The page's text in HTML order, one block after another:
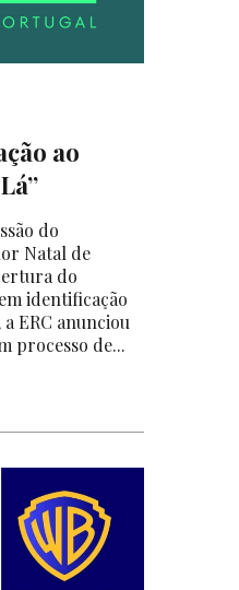
ao
do
Natal de
do
identificação
ERC anunciou
processo de...